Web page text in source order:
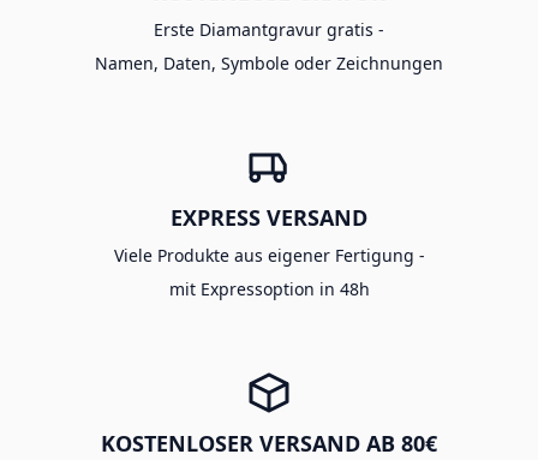
Erste Diamantgravur gratis -
Namen, Daten, Symbole oder Zeichnungen
EXPRESS VERSAND
Viele Produkte aus eigener Fertigung -
mit Expressoption in 48h
KOSTENLOSER VERSAND AB 80€